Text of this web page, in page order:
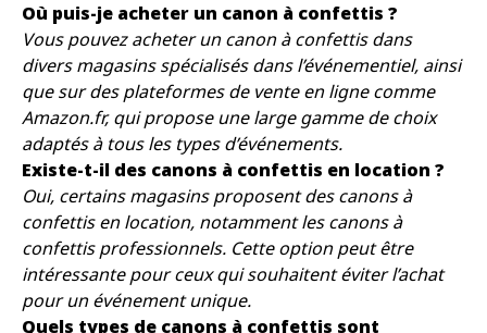
Où puis-je acheter un canon à confettis ?
Vous pouvez acheter un canon à confettis dans
divers magasins spécialisés dans l’événementiel, ainsi
que sur des plateformes de vente en ligne comme
Amazon.fr, qui propose une large gamme de choix
adaptés à tous les types d’événements.
Existe-t-il des canons à confettis en location ?
Oui, certains magasins proposent des canons à
confettis en location, notamment les canons à
confettis professionnels. Cette option peut être
intéressante pour ceux qui souhaitent éviter l’achat
pour un événement unique.
Quels types de canons à confettis sont